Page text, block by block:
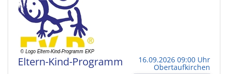
Eltern-Kind-Programm 16.09.2026 09:00 Uhr
Obertaufkirchen